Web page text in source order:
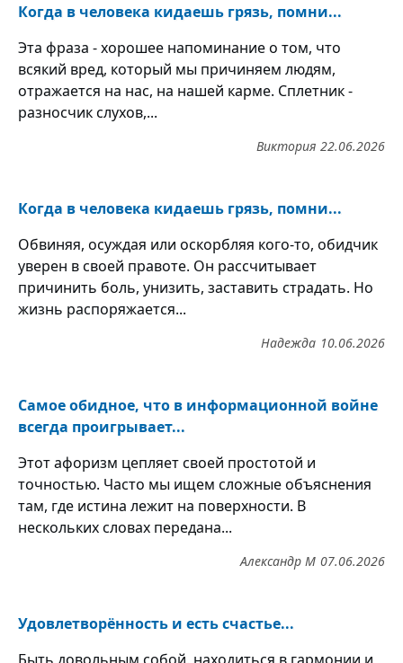
Когда в человека кидаешь грязь, помни...
Эта фраза - хорошее напоминание о том, что
всякий вред, который мы причиняем людям,
отражается на нас, на нашей карме. Сплетник -
разносчик слухов,...
22.06.2026
Виктория
Когда в человека кидаешь грязь, помни...
Обвиняя, осуждая или оскорбляя кого-то, обидчик
уверен в своей правоте. Он рассчитывает
причинить боль, унизить, заставить страдать. Но
жизнь распоряжается...
10.06.2026
Надежда
Самое обидное, что в информационной войне
всегда проигрывает...
Этот афоризм цепляет своей простотой и
точностью. Часто мы ищем сложные объяснения
там, где истина лежит на поверхности. В
нескольких словах передана...
07.06.2026
Александр М
Удовлетворённость и есть счастье...